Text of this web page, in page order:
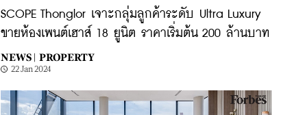
SCOPE Thonglor เจาะกลุ่มลูกค้าระดับ Ultra Luxury
ขายห้องเพนต์เฮาส์ 18 ยูนิต ราคาเริ่มต้น 200 ล้านบาท
NEWS | PROPERTY
22 Jan 2024